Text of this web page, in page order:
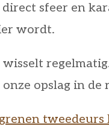
sfeer en
wordt.
opslag in de
grenen tweedeurs